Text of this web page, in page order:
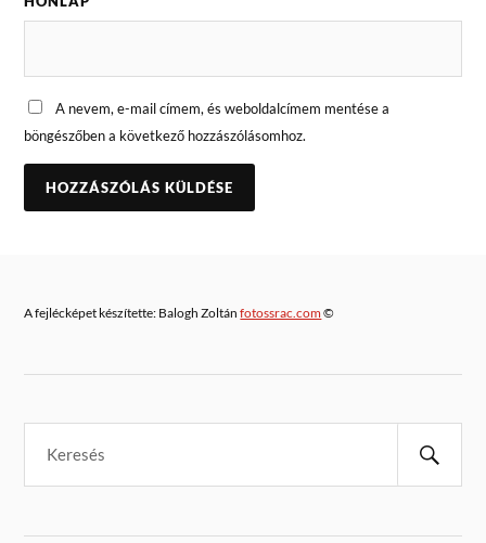
A nevem, e-mail címem, és weboldalcímem mentése a
böngészőben a következő hozzászólásomhoz.
A fejlécképet készítette: Balogh Zoltánfotossrac.com©